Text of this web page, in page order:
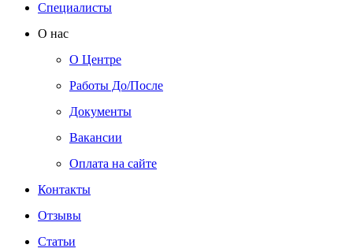
Специалисты
О нас
О Центре
Работы До/После
Документы
Вакансии
Оплата на сайте
Контакты
Отзывы
Статьи